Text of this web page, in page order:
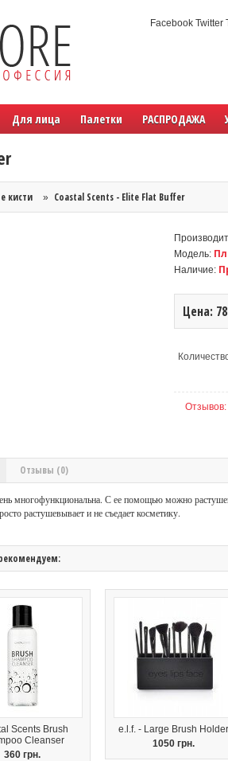
Facebook Twitter
Для лица Палетки РАСПРОДАЖА
кисти » Coastal Scents - Elite Flat Buffer
Модель:
Наличие:
Цена:
Отзывов:
Отзывы (0)
многофункциональна. С ее помощью можно
растушевывает и не съедает косметику.
Scents Brush
Cleanser
360 грн.
e.l.f. - Large Brush Holder
1050 грн.